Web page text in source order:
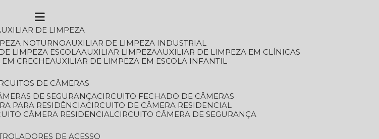
AUXILIAR DE LIMPEZA
NOTURNO
AUXILIAR DE LIMPEZA INDUSTRIAL
DE LIMPEZA ESCOLA AUXILIAR LIMPEZA
AUXILIAR DE LIMPEZA EM CLÍNICAS
EM CRECHE
AUXILIAR DE LIMPEZA EM ESCOLA INFANTIL
DE CÂMERAS
DE SEGURANÇA
CIRCUITO FECHADO DE CÂMERAS
PARA RESIDÊNCIA
CIRCUITO DE CÂMERA RESIDENCIAL
CÂMERA RESIDENCIAL
CIRCUITO CÂMERA DE SEGURANÇA
DE ACESSO